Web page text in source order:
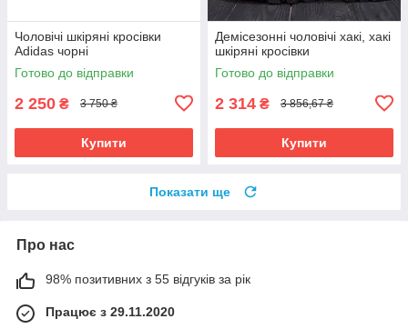
Чоловічі шкіряні кросівки
Adidas чорні
Готово до відправки
2 250 ₴ 3 750 ₴
Купити
Демісезонні чоловічі хакі, хакі
шкіряні кросівки
Готово до відправки
2 314 ₴ 3 856,67 ₴
Купити
Показати ще
Про нас
98% позитивних з 55 відгуків за рік
Працює з 29.11.2020